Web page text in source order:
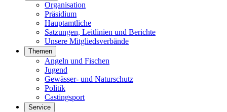
Organisation
Präsidium
Hauptamtliche
Satzungen, Leitlinien und Berichte
Unsere Mitgliedsverbände
Themen
Angeln und Fischen
Jugend
Gewässer- und Naturschutz
Politik
Castingsport
Service